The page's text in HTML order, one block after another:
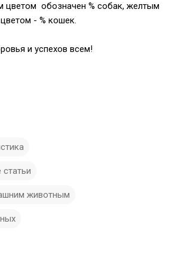
цветом обозначен % собак, желтым
цветом - % кошек.
и успехов всем!
животным